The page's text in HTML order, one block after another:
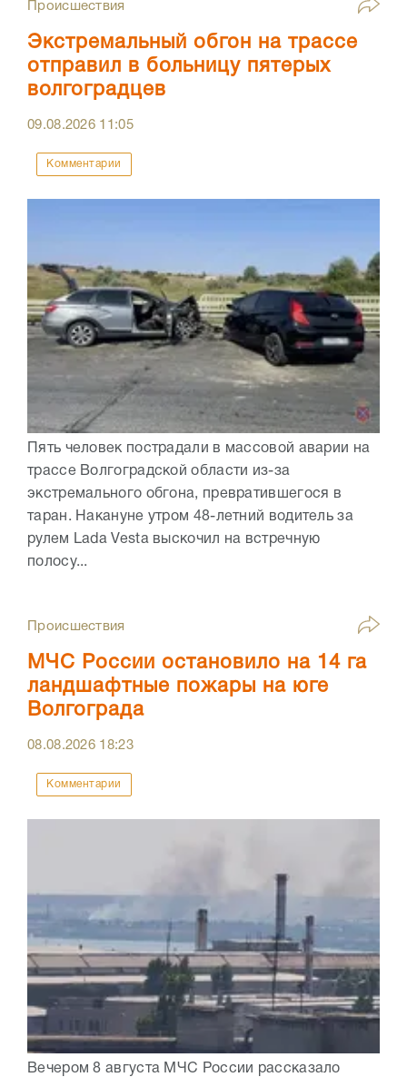
Происшествия
Экстремальный обгон на трассе
отправил в больницу пятерых
волгоградцев
09.08.2026 11:05
Комментарии
Пять человек пострадали в массовой аварии на
трассе Волгоградской области из-за
экстремального обгона, превратившегося в
таран. Накануне утром 48-летний водитель за
рулем Lada Vesta выскочил на встречную
полосу...
Происшествия
МЧС России остановило на 14 га
ландшафтные пожары на юге
Волгограда
08.08.2026 18:23
Комментарии
Вечером 8 августа МЧС России рассказало